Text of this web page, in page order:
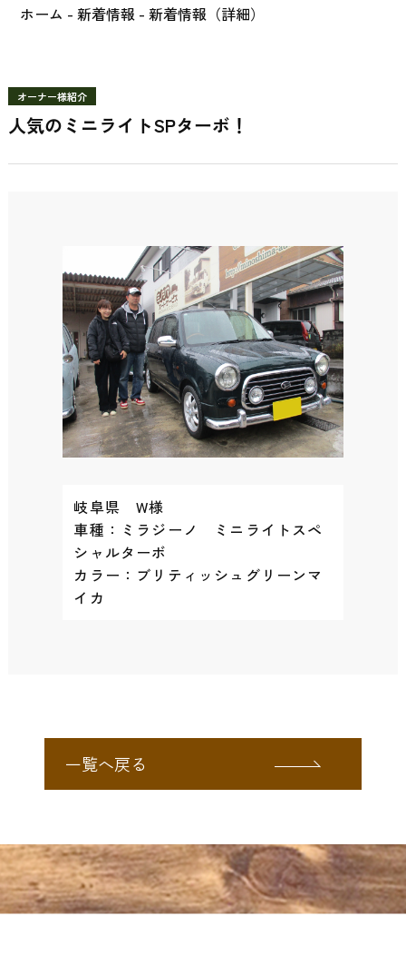
ホーム - 新着情報- 新着情報（詳細）
オーナー様紹介
人気のミニライトSPターボ！
岐阜県 W様
車種：ミラジーノ ミニライトスペ
シャルターボ
カラー：ブリティッシュグリーンマ
イカ
一覧へ戻る